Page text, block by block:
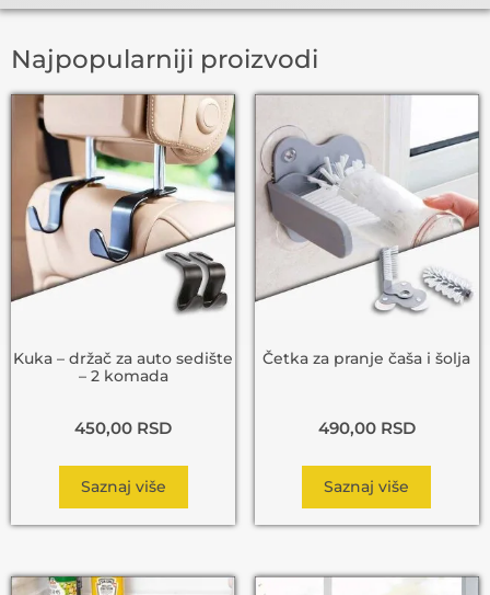
Najpopularniji proizvodi
Kuka – držač za auto sedište
– 2 komada
450,00 RSD
Saznaj više
Četka za pranje čaša i šolja
490,00 RSD
Saznaj više